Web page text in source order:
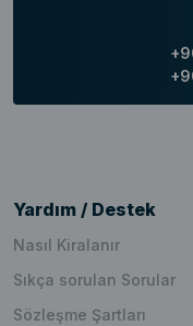
Yardım / Destek
Nasıl Kiralanır
Sıkça sorulan Sorular
Sözleşme Şartları